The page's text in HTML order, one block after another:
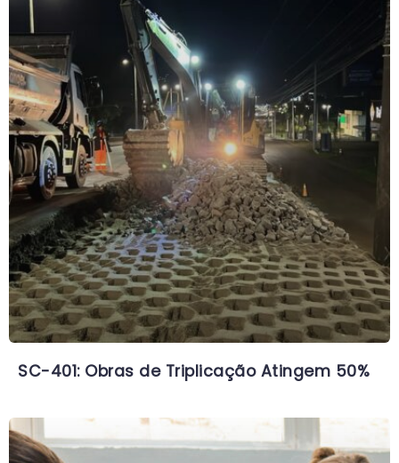
SC-401: Obras de Triplicação Atingem 50%